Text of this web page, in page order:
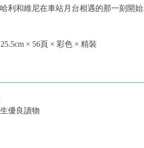
和維尼在車站月台相遇的那一刻開始
× 56頁 × 彩色 × 精裝
優良讀物